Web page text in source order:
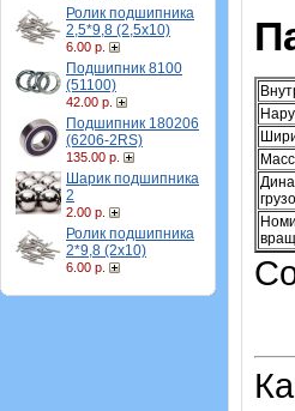
Ролик подшипника
2,5*9,8 (2,5х10)
6.00 р.
Подшипник 8100
(51100)
42.00 р.
Подшипник 180206
(6206-2RS)
135.00 р.
Шарик подшипника
2
2.00 р.
Ролик подшипника
2*9,8 (2х10)
6.00 р.